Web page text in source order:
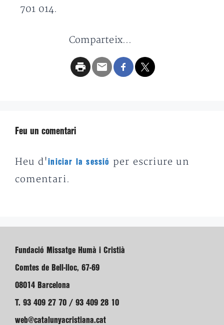
701 014.
Comparteix...
Feu un comentari
Heu d'iniciar la sessió
per escriure un
comentari.
Fundació Missatge Humà i Cristià
Comtes de Bell-lloc, 67-69
08014 Barcelona
T. 93 409 27 70 / 93 409 28 10
web@catalunyacristiana.cat